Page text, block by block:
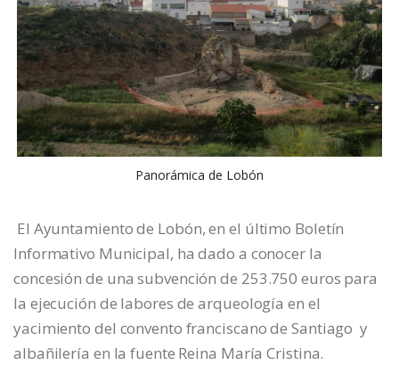
Panorámica de Lobón
El Ayuntamiento de Lobón, en el último Boletín
Informativo Municipal, ha dado a conocer la
concesión de una subvención de 253.750 euros para
la ejecución de labores de arqueología en el
yacimiento del convento franciscano de Santiago y
albañilería en la fuente Reina María Cristina.